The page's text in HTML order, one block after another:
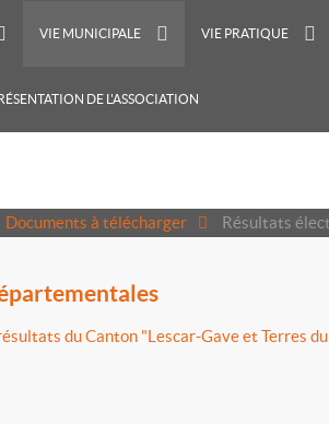
VIE MUNICIPALE VIE PRATIQUE
DE L'ASSOCIATION
Documents à télécharger Résultats
du Canton "Lescar-Gave et Terres